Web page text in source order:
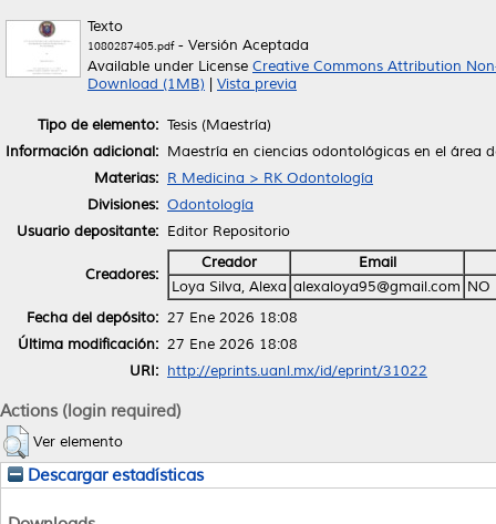
Texto
1080287405.pdf- Versión Aceptada
Available under License Creative Commons Attribution
Download (1MB)
Vista previa
Tipo de elemento: Tesis (Maestría)
Información adicional: Maestría en ciencias odontológicas en el área
Materias: R Medicina > RK Odontología
Divisiones: Odontología
Usuario depositante: Editor Repositorio
Creadores:
Creador
Email
Loya Silva, Alexa alexaloya95@gmail.com NO
Fecha del depósito: 27 Ene 2026 18:08
Última modificación: 27 Ene 2026 18:08
URI: http://eprints.uanl.mx/id/eprint/31022
Actions (login required)
Ver elemento
Descargar estadísticas